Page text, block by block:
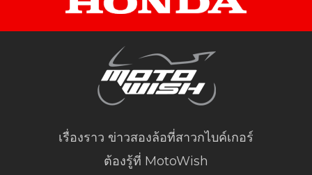
เรื่องราว ข่าวสองล้อที่สาวกไบค์เกอร์
ต้องรู้ที่ MotoWish